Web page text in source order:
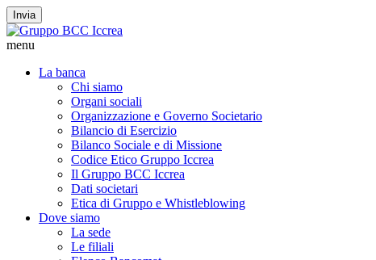
Invia
menu
La banca
Chi siamo
Organi sociali
Organizzazione e Governo Societario
Bilancio di Esercizio
Bilanco Sociale e di Missione
Codice Etico Gruppo Iccrea
Il Gruppo BCC Iccrea
Dati societari
Etica di Gruppo e Whistleblowing
Dove siamo
La sede
Le filiali